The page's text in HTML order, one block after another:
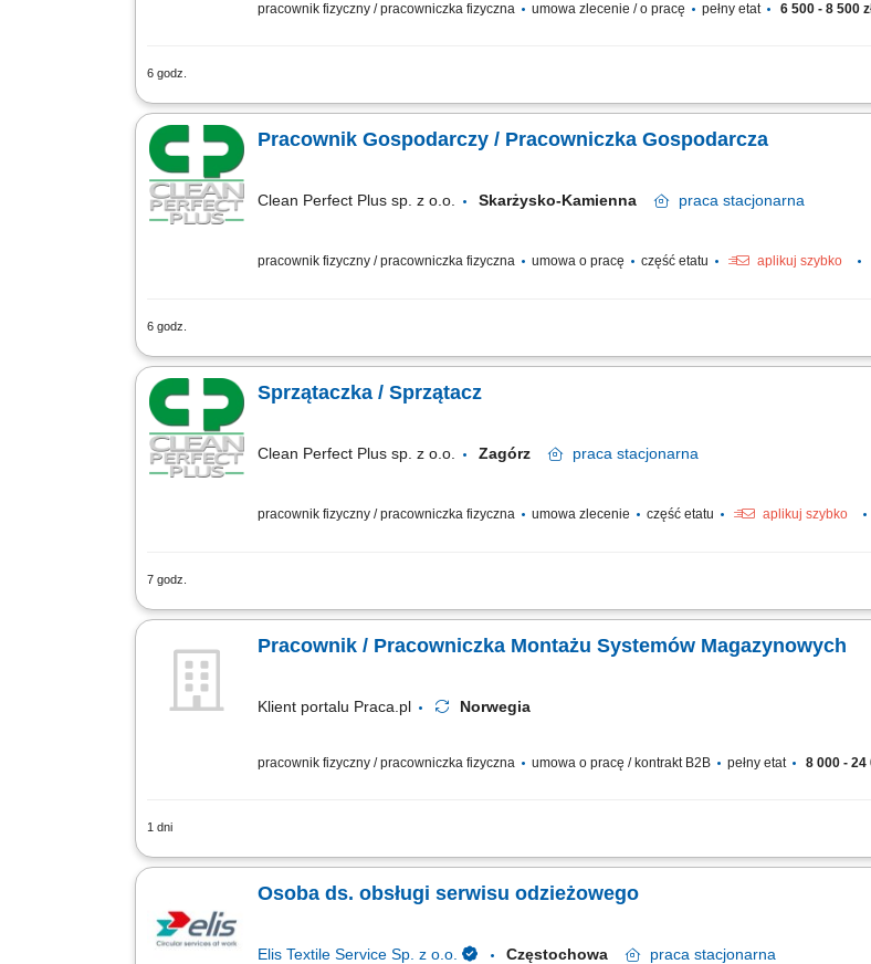
pracownik fizyczny / pracowniczka fizyczna umowa zlecenie / o pracę pełny etat 6 500 - 8 500
6 godz.
Utrzymywanie porządku i czystości na terenie obiektu. Pielęgnacja terenów zielonych: koszenie,
Pracownik Gospodarczy / Pracowniczka Gospodarcza
Clean Perfect Plus sp. z o.o. Skarżysko-Kamienna praca stacjonarna
pracownik fizyczny / pracowniczka fizyczna umowa o pracę część etatu aplikuj szybko
6 godz.
Zakres obowiązków: Dbanie o porządek i czystość w wyznaczonych obszarach; Bieżąca realizacja
Sprzątaczka / Sprzątacz
Clean Perfect Plus sp. z o.o. Zagórz praca stacjonarna
pracownik fizyczny / pracowniczka fizyczna umowa zlecenie część etatu aplikuj szybko
7 godz.
Zakres obowiązków: Utrzymanie czystości w wyznaczonych strefach biurowych; Odkurzanie, mycie
Pracownik / Pracowniczka Montażu Systemów Magazynowych
Klient portalu Praca.pl Norwegia
pracownik fizyczny / pracowniczka fizyczna umowa o pracę / kontrakt B2B pełny etat 8 000 - 24
1 dni
Montaż systemów magazynowych typu self storage oraz elektronicznych systemów zamknięć.
Osoba ds. obsługi serwisu odzieżowego
Elis Textile Service Sp. z o.o. Częstochowa praca stacjonarna